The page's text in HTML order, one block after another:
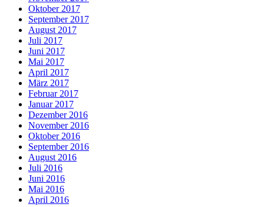
Oktober 2017
September 2017
August 2017
Juli 2017
Juni 2017
Mai 2017
April 2017
März 2017
Februar 2017
Januar 2017
Dezember 2016
November 2016
Oktober 2016
September 2016
August 2016
Juli 2016
Juni 2016
Mai 2016
April 2016